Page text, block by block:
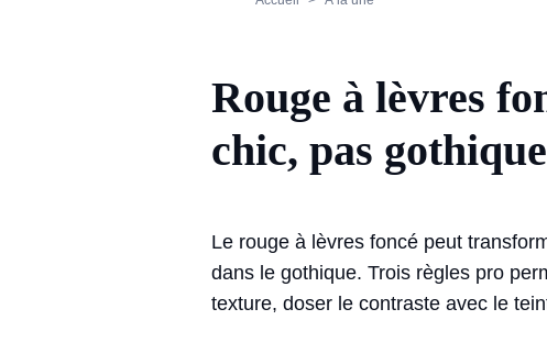
Rouge à lèvres
chic, pas gothique
Le rouge à lèvres foncé peut
dans le gothique. Trois règles pro
texture, doser le contraste avec le